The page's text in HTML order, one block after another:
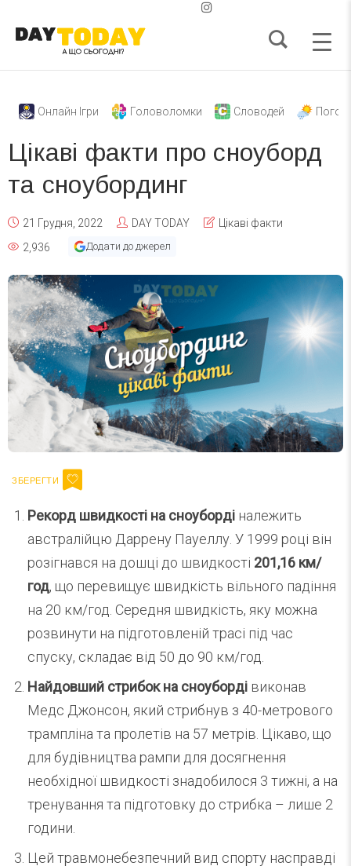
Онлайн Ігри Головоломки Словодей
Цікаві факти про сноуборд
та сноубординг
21 Грудня, 2022 DAY TODAY
Цікаві факти
2,936
Додати до джерел
Рекорд швидкості на сноуборді належить
австралійцю Даррену Пауеллу. У 1999 році він
розігнався на дошці до швидкості 201,16 км/
год, що перевищує швидкість вільного падіння
на 20 км/год. Середня швидкість, яку можна
розвинути на підготовленій трасі під час
спуску, складає від 50 до 90 км/год.
Найдовший стрибок на сноуборді виконав
Медс Джонсон, який стрибнув з 40-метрового
трампліна та пролетів на 57 метрів. Цікаво, що
для будівництва рампи для досягнення
необхідної швидкості знадобилося 3 тижні, а на
тренування та підготовку до стрибка – лише 2
години.
Цей травмонебезпечний вид спорту насправді